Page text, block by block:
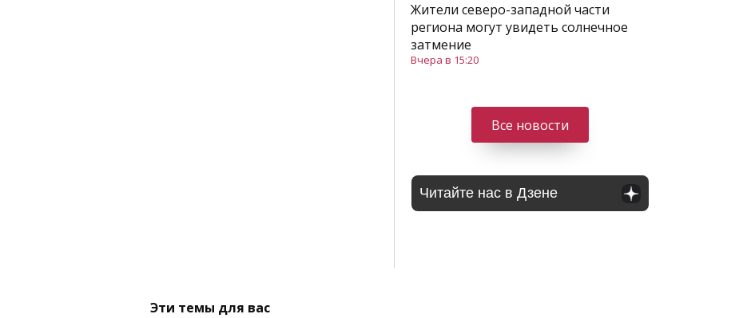
Жители северо-западной части
региона могут увидеть солнечное
затмение
Вчера в 15:20
Все новости
Читайте нас в Дзене
Эти темы для вас